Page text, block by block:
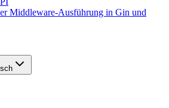
Middleware-Ausführung in Gin und